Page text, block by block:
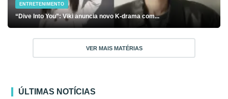
ENTRETENIMENTO
“Dive Into You”: Viki anuncia novo K-drama com...
VER MAIS MATÉRIAS
ÚLTIMAS NOTÍCIAS